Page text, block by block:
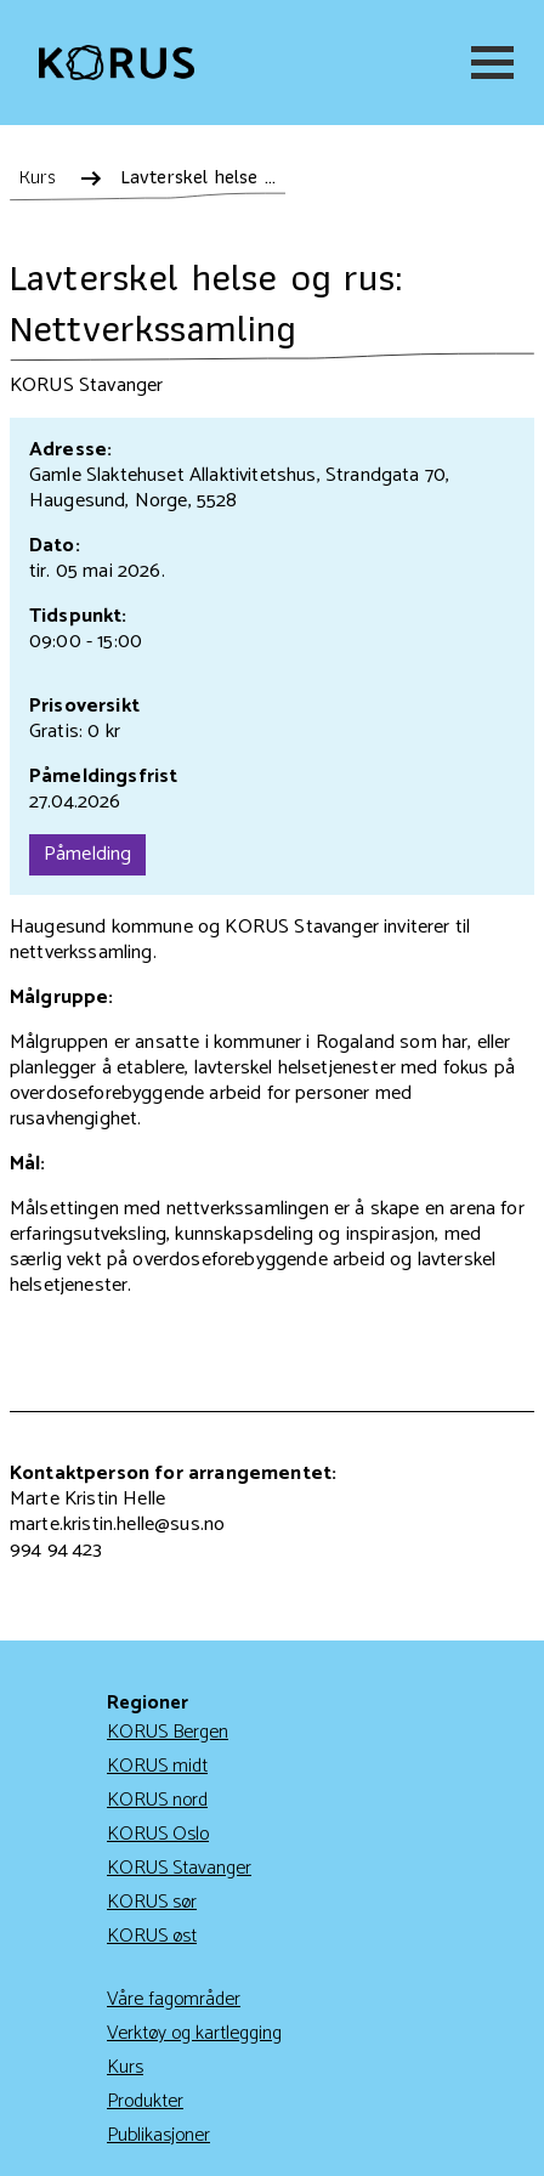
Kurs Lavterskel helse og rus: Nettverkssamling
Lavterskel helse og rus:
Nettverkssamling
KORUS Stavanger
Adresse:
Gamle Slaktehuset Allaktivitetshus, Strandgata 70,
Haugesund, Norge, 5528
Dato:
tir. 05 mai2026.
Tidspunkt:
09:00 - 15:00
Prisoversikt
Gratis: 0 kr
Påmeldingsfrist
27.04.2026
Påmelding
Haugesund kommune og KORUS Stavanger inviterer til
nettverkssamling.
Målgruppe:
Målgruppen er ansatte i kommuner i Rogaland som har, eller
planlegger å etablere, lavterskel helsetjenester med fokus på
overdoseforebyggende arbeid for personer med
rusavhengighet.
Mål:
Målsettingen med nettverkssamlingen er å skape en arena for
erfaringsutveksling, kunnskapsdeling og inspirasjon, med
særlig vekt på overdoseforebyggende arbeid og lavterskel
helsetjenester.
Kontaktperson for arrangementet:
Marte Kristin Helle
marte.kristin.helle@sus.no
994 94 423
Regioner
KORUS Bergen
KORUS midt
KORUS nord
KORUS Oslo
KORUS Stavanger
KORUS sør
KORUS øst
Våre fagområder
Verktøy og kartlegging
Kurs
Produkter
Publikasjoner